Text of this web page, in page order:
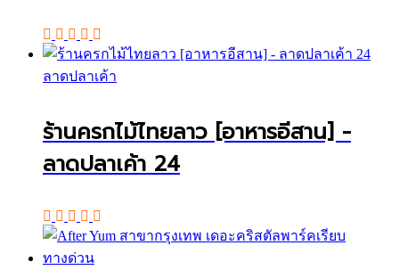
ลาดปลาเค้า
ร้านครกไม้ไทยลาว [อาหารอีสาน] -
ลาดปลาเค้า 24